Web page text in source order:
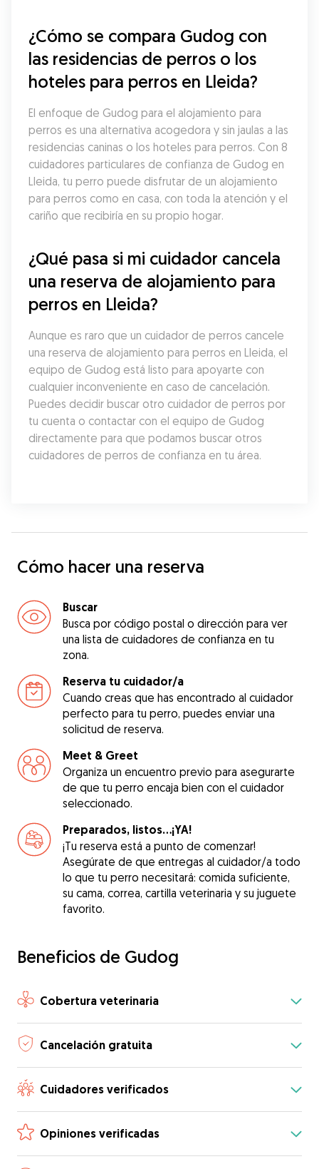
¿Cómo se compara Gudog con
las residencias de perros o los
hoteles para perros en Lleida?
El enfoque de Gudog para el alojamiento para
perros es una alternativa acogedora y sin jaulas a las
residencias caninas o los hoteles para perros. Con 8
cuidadores particulares de confianza de Gudog en
Lleida, tu perro puede disfrutar de un alojamiento
para perros como en casa, con toda la atención y el
cariño que recibiría en su propio hogar.
¿Qué pasa si mi cuidador cancela
una reserva de alojamiento para
perros en Lleida?
Aunque es raro que un cuidador de perros cancele
una reserva de alojamiento para perros en Lleida, el
equipo de Gudog está listo para apoyarte con
cualquier inconveniente en caso de cancelación.
Puedes decidir buscar otro cuidador de perros por
tu cuenta o contactar con el equipo de Gudog
directamente para que podamos buscar otros
cuidadores de perros de confianza en tu área.
Cómo hacer una reserva
Buscar
Busca por código postal o dirección para ver
una lista de cuidadores de confianza en tu
zona.
Reserva tu cuidador/a
Cuando creas que has encontrado al cuidador
perfecto para tu perro, puedes enviar una
solicitud de reserva.
Meet & Greet
Organiza un encuentro previo para asegurarte
de que tu perro encaja bien con el cuidador
seleccionado.
Preparados, listos...¡YA!
¡Tu reserva está a punto de comenzar!
Asegúrate de que entregas al cuidador/a todo
lo que tu perro necesitará: comida suficiente,
su cama, correa, cartilla veterinaria y su juguete
favorito.
Beneficios de Gudog
Cobertura veterinaria
Cancelación gratuita
Cuidadores verificados
Opiniones verificadas